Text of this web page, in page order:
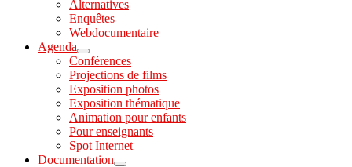
Alternatives
Enquêtes
Webdocumentaire
Agenda
Conférences
Projections de films
Exposition photos
Exposition thématique
Animation pour enfants
Pour enseignants
Spot Internet
Documentation